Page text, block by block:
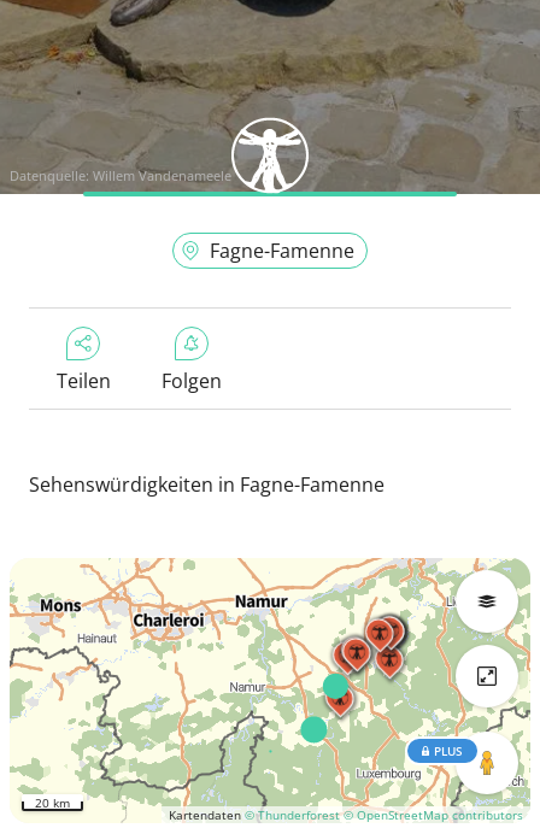
Datenquelle: Willem Vandenameele
Fagne-Famenne
Teilen Folgen
Sehenswürdigkeiten in Fagne-Famenne
Kartendaten© Thunderforest © OpenStreetMap contributors
PLUS
20 km